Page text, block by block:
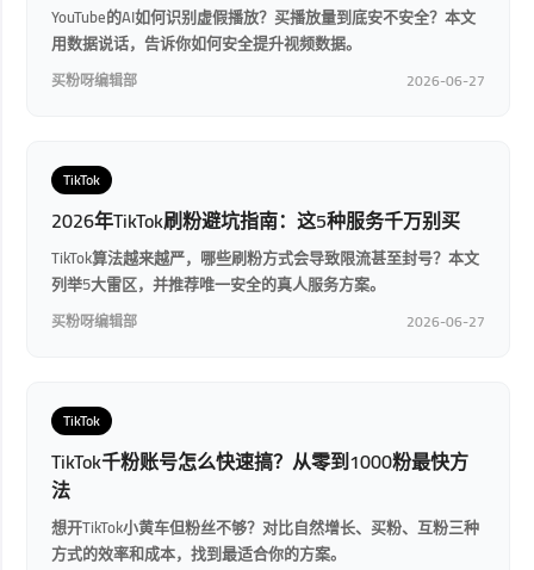
YouTube的AI如何识别虚假播放？买播放量到底安不安全？本文
用数据说话，告诉你如何安全提升视频数据。
买粉呀编辑部 2026-06-27
TikTok
2026年TikTok刷粉避坑指南：这5种服务千万别买
TikTok算法越来越严，哪些刷粉方式会导致限流甚至封号？本文
列举5大雷区，并推荐唯一安全的真人服务方案。
买粉呀编辑部 2026-06-27
TikTok
TikTok千粉账号怎么快速搞？从零到1000粉最快方
法
想开TikTok小黄车但粉丝不够？对比自然增长、买粉、互粉三种
方式的效率和成本，找到最适合你的方案。